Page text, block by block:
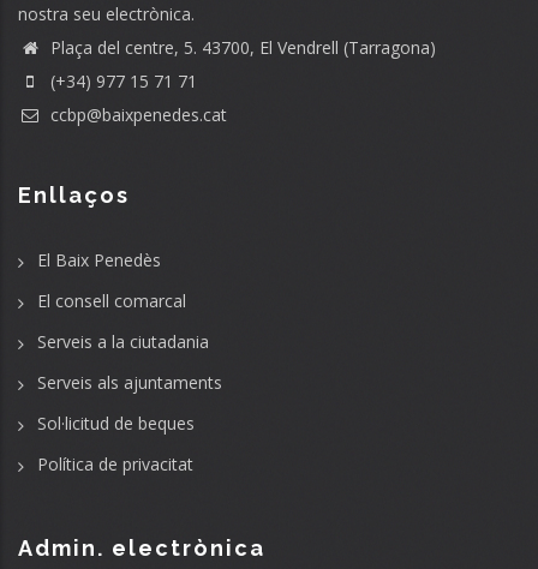
nostra seu electrònica.
Plaça del centre, 5. 43700, El Vendrell (Tarragona)
(+34) 977 15 71 71
ccbp@baixpenedes.cat
Enllaços
El Baix Penedès
El consell comarcal
Serveis a la ciutadania
Serveis als ajuntaments
Sol·licitud de beques
Política de privacitat
Admin. electrònica